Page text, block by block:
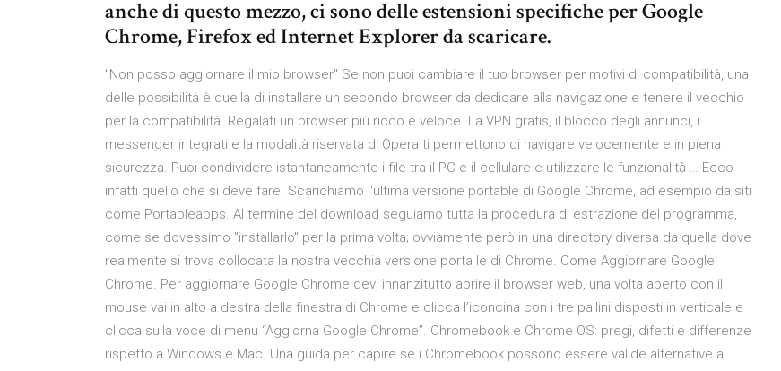
anche di questo mezzo, ci sono delle estensioni specifiche per Google
Chrome, Firefox ed Internet Explorer da scaricare.
"Non posso aggiornare il mio browser" Se non puoi cambiare il tuo browser per motivi di compatibilità, una
delle possibilità è quella di installare un secondo browser da dedicare alla navigazione e tenere il vecchio
per la compatibilità. Regalati un browser più ricco e veloce. La VPN gratis, il blocco degli annunci, i
messenger integrati e la modalità riservata di Opera ti permettono di navigare velocemente e in piena
sicurezza. Puoi condividere istantaneamente i file tra il PC e il cellulare e utilizzare le funzionalità … Ecco
infatti quello che si deve fare. Scarichiamo l'ultima versione portable di Google Chrome, ad esempio da siti
come Portableapps. Al termine del download seguiamo tutta la procedura di estrazione del programma,
come se dovessimo "installarlo" per la prima volta; ovviamente però in una directory diversa da quella dove
realmente si trova collocata la nostra vecchia versione porta le di Chrome. Come Aggiornare Google
Chrome. Per aggiornare Google Chrome devi innanzitutto aprire il browser web, una volta aperto con il
mouse vai in alto a destra della finestra di Chrome e clicca l’iconcina con i tre pallini disposti in verticale e
clicca sulla voce di menu “Aggiorna Google Chrome”. Chromebook e Chrome OS: pregi, difetti e differenze
rispetto a Windows e Mac. Una guida per capire se i Chromebook possono essere valide alternative ai